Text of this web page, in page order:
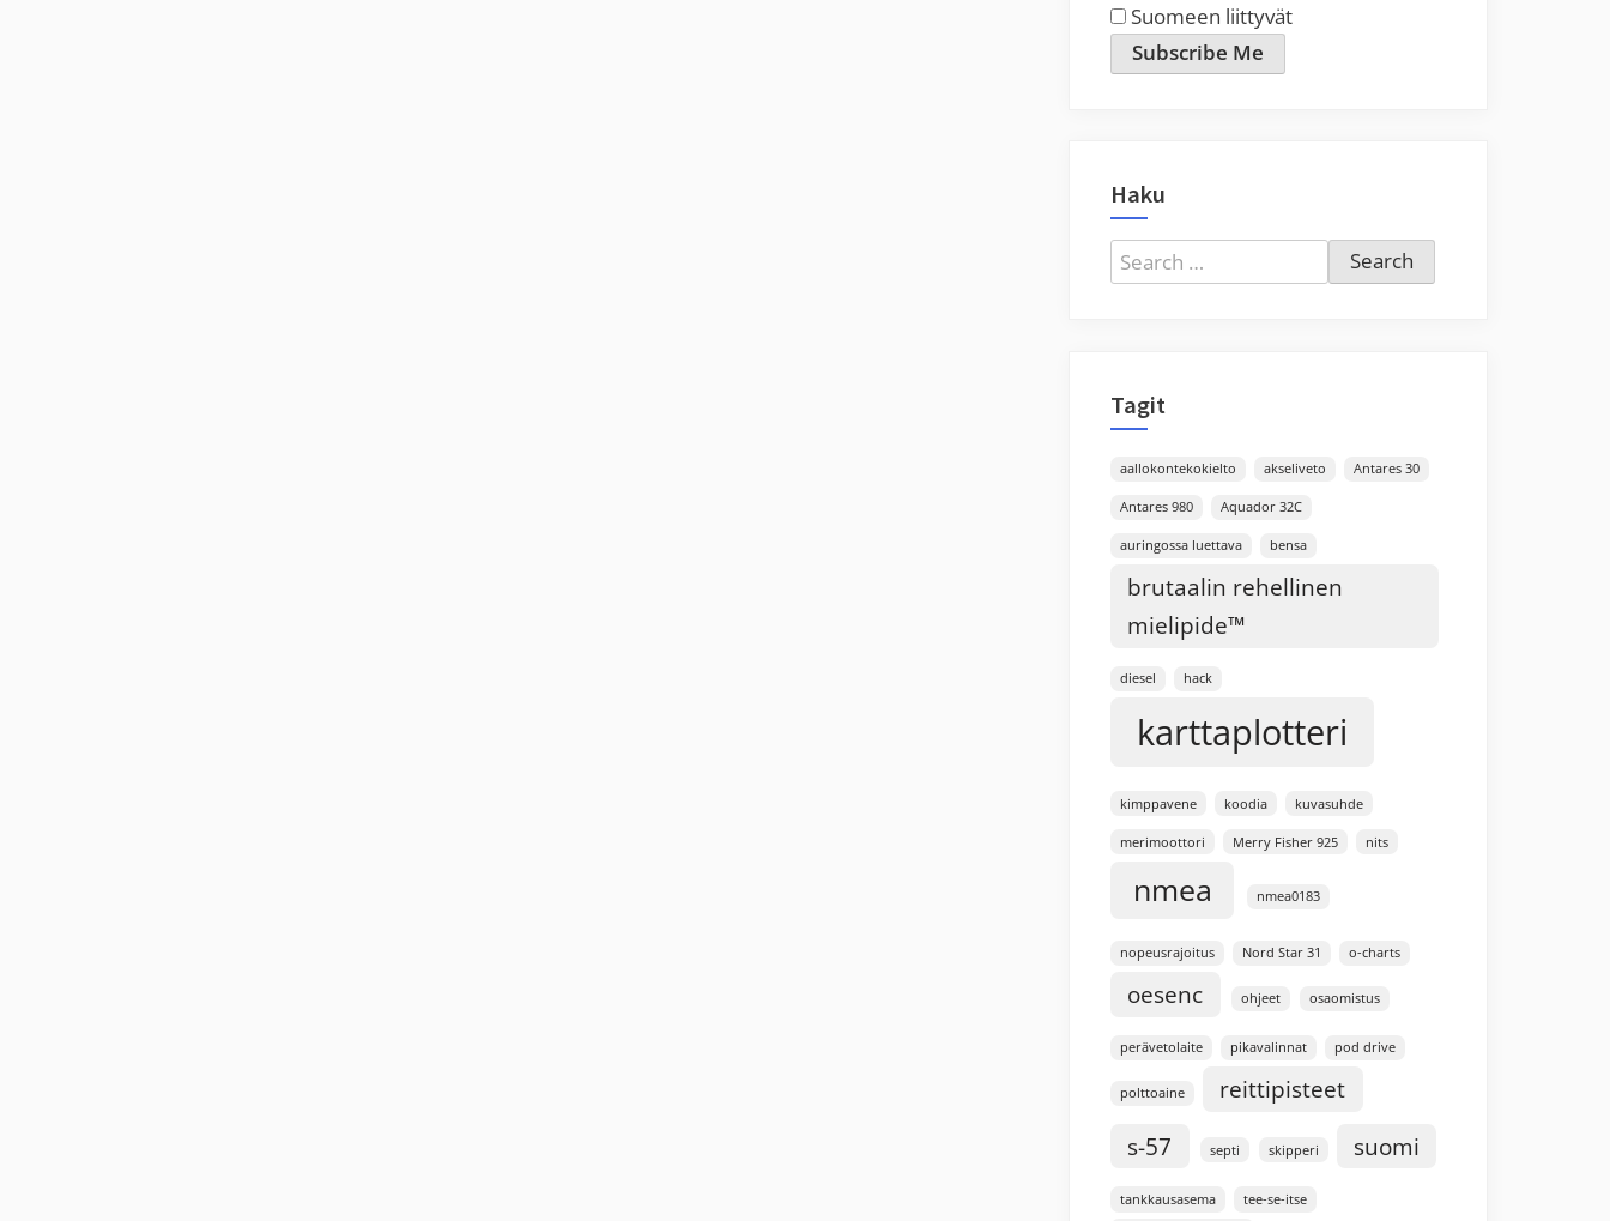
Suomeen liittyvät
Subscribe Me
Haku
Search
for:
Tagit
aallokontekokielto akseliveto Antares 30
Antares 980 Aquador 32C
auringossa luettava bensa
brutaalin rehellinen
mielipide™
diesel hack
karttaplotteri
kimppavene koodia kuvasuhde
merimoottori Merry Fisher 925 nits
nmea nmea0183
nopeusrajoitus Nord Star 31 o-charts
oesenc ohjeet osaomistus
perävetolaite pikavalinnat pod drive
polttoaine
reittipisteet
s-57
septi skipperi suomi
tankkausasema tee-se-itse